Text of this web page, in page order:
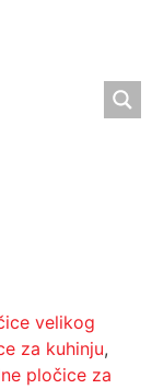
velikog
za kuhinju,
pločice za